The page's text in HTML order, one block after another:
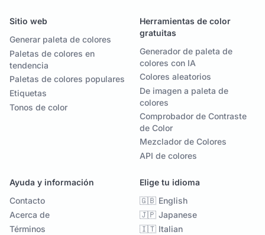
Sitio web
Generar paleta de colores
Paletas de colores en
tendencia
Paletas de colores populares
Etiquetas
Tonos de color
Herramientas de color
gratuitas
Generador de paleta de
colores con IA
Colores aleatorios
De imagen a paleta de
colores
Comprobador de Contraste
de Color
Mezclador de Colores
API de colores
Ayuda y información
Contacto
Acerca de
Términos
Elige tu idioma
🇬🇧 English
🇯🇵 Japanese
🇮🇹 Italian